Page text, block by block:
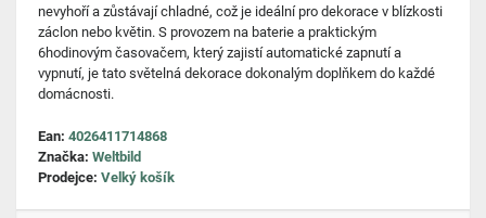
nevyhoří a zůstávají chladné, což je ideální pro dekorace v blízkosti
záclon nebo květin. S provozem na baterie a praktickým
6hodinovým časovačem, který zajistí automatické zapnutí a
vypnutí, je tato světelná dekorace dokonalým doplňkem do každé
domácnosti.
Ean: 4026411714868
Značka: Weltbild
Prodejce: Velký košík